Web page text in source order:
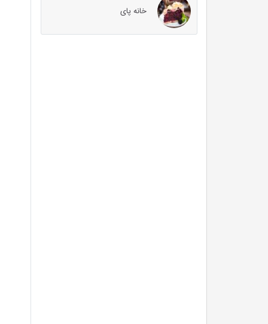
خانه پای